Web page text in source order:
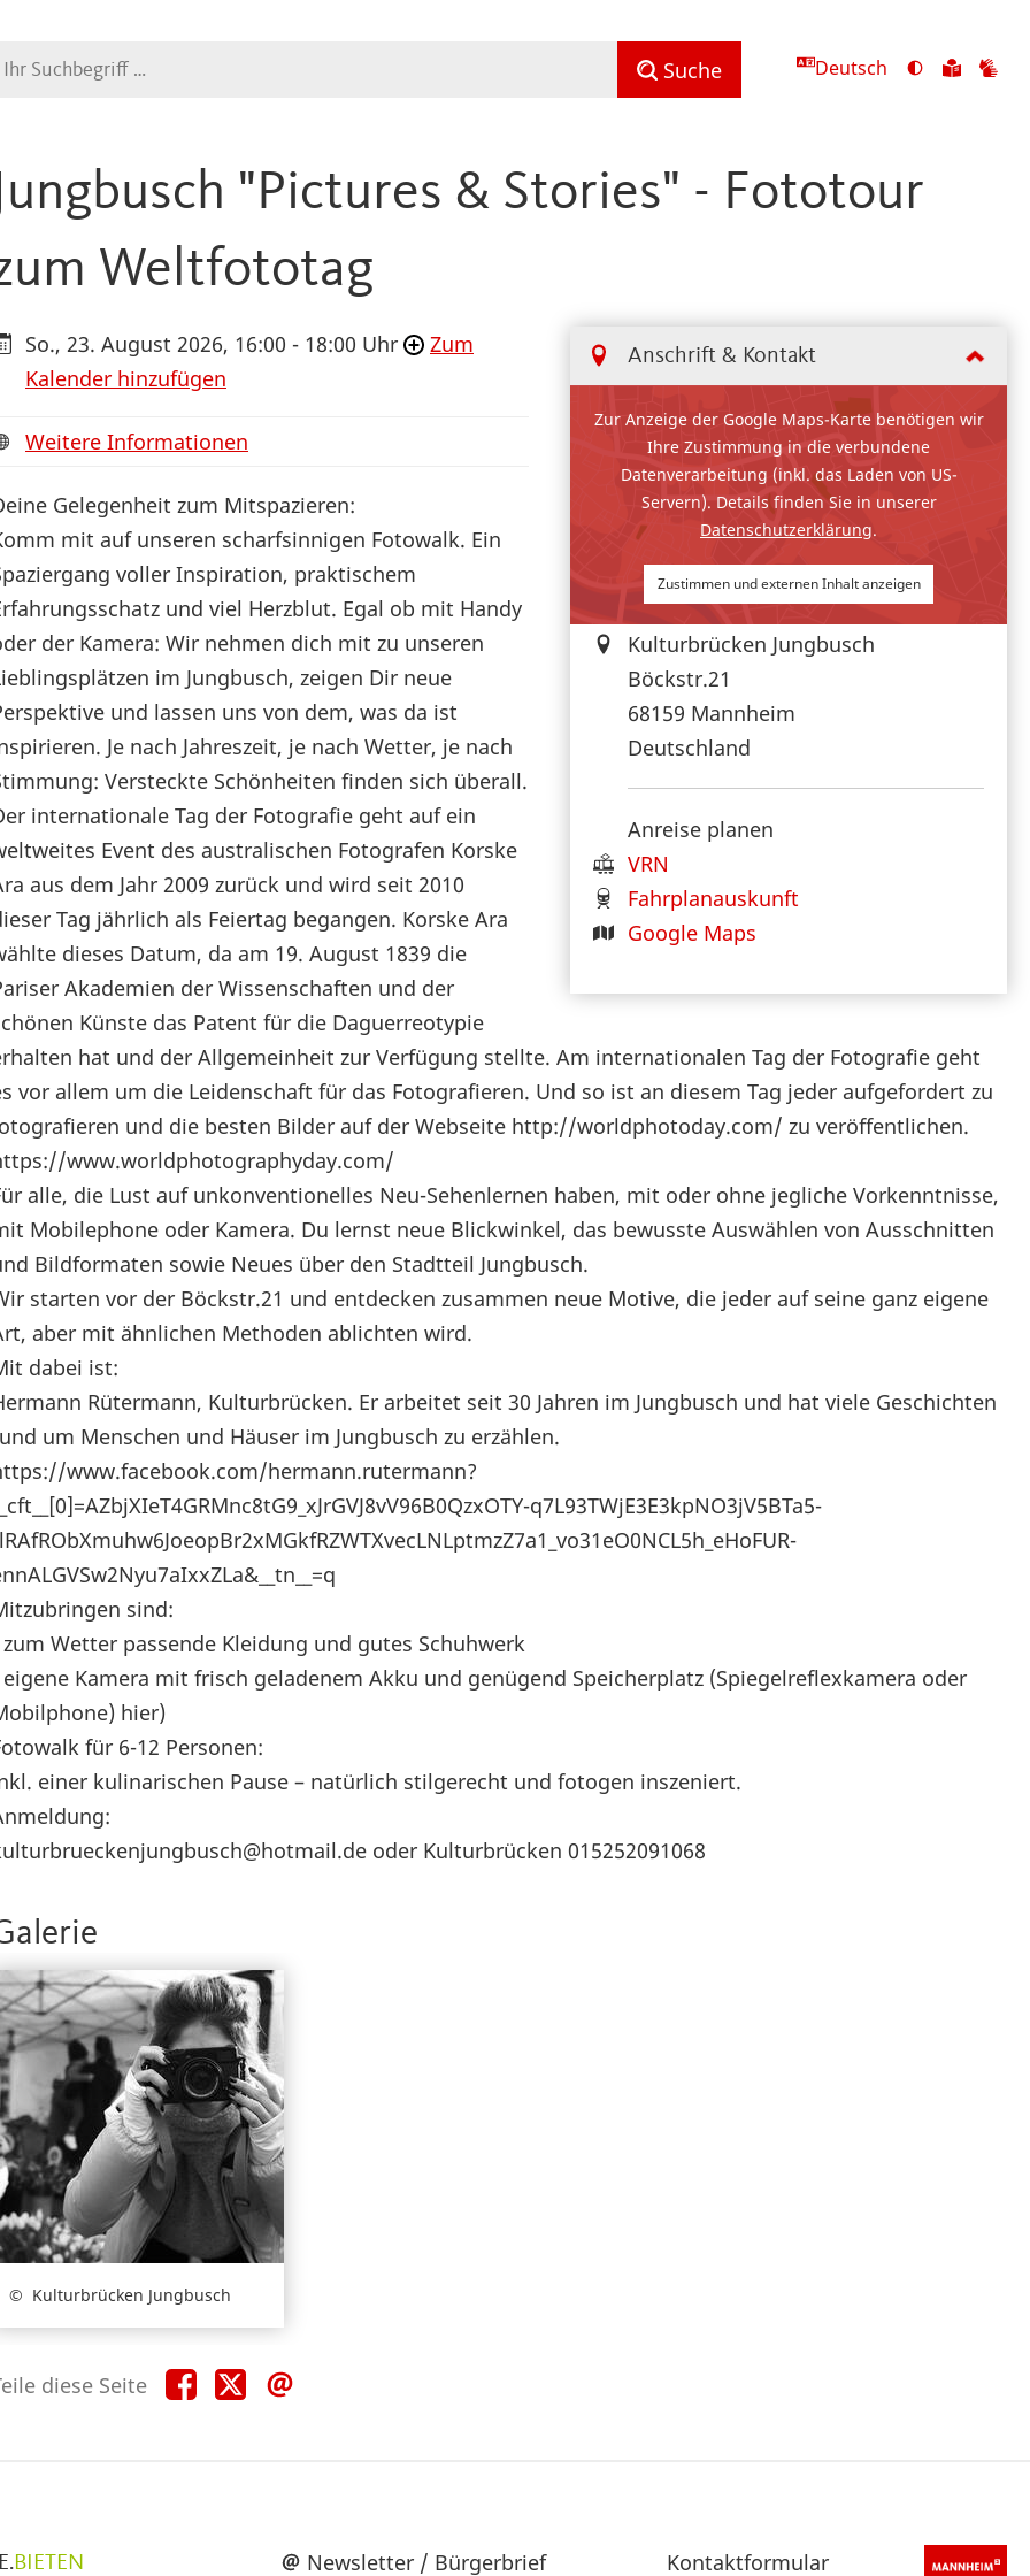
Suche Deutsch
Ansicht
Zu
"Pictures & Stories" - Fototour
Weltfototag
Anschrift & Kontakt
Zur Anzeige der Google Maps-Karte benötigen wir
Ihre Zustimmung in die verbundene
Datenverarbeitung (inkl. das Laden von US-
Servern). Details finden Sie in unserer
Datenschutzerklärung.
Zustimmen und externen Inhalt anzeigen
Kulturbrücken Jungbusch
Böckstr.21
68159 Mannheim
Deutschland
Anreise planen
VRN
Fahrplanauskunft
Google Maps
So., 23. August 2026, 16:00 - 18:00 Uhr
Zum
Kalender hinzufügen
Weitere Informationen
Gelegenheit zum Mitspazieren:
mit auf unseren scharfsinnigen Fotowalk. Ein
voller Inspiration, praktischem
und viel Herzblut. Egal ob mit Handy
der Kamera: Wir nehmen dich mit zu unseren
im Jungbusch, zeigen Dir neue
und lassen uns von dem, was da ist
Je nach Jahreszeit, je nach Wetter, je nach
Versteckte Schönheiten finden sich überall.
internationale Tag der Fotografie geht auf ein
Event des australischen Fotografen Korske
aus dem Jahr 2009 zurück und wird seit 2010
Tag jährlich als Feiertag begangen. Korske Ara
dieses Datum, da am 19. August 1839 die
Akademien der Wissenschaften und der
Künste das Patent für die Daguerreotypie
hat und der Allgemeinheit zur Verfügung stellte. Am internationalen Tag der Fotografie geht
vor allem um die Leidenschaft für das Fotografieren. Und so ist an diesem Tag jeder aufgefordert zu
und die besten Bilder auf der Webseite http://worldphotoday.com/ zu veröffentlichen.
www.worldphotographyday.com/
alle, die Lust auf unkonventionelles Neu-Sehenlernen haben, mit oder ohne jegliche Vorkenntnisse,
Mobilephone oder Kamera. Du lernst neue Blickwinkel, das bewusste Auswählen von Ausschnitten
Bildformaten sowie Neues über den Stadtteil Jungbusch.
starten vor der Böckstr.21 und entdecken zusammen neue Motive, die jeder auf seine ganz eigene
aber mit ähnlichen Methoden ablichten wird.
dabei ist:
Rütermann, Kulturbrücken. Er arbeitet seit 30 Jahren im Jungbusch und hat viele Geschichten
um Menschen und Häuser im Jungbusch zu erzählen.
www.facebook.com/hermann.rutermann?
q7L93TWjE3E3kpNO3jV5BTa5-
sind:
Wetter passende Kleidung und gutes Schuhwerk
Kamera mit frisch geladenem Akku und genügend Speicherplatz (Spiegelreflexkamera oder
hier)
für 6-12 Personen:
einer kulinarischen Pause – natürlich stilgerecht und fotogen inszeniert.
oder Kulturbrücken 015252091068
Kulturbrücken Jungbusch
diese Seite Teile
diese
Teile
diese
BIETEN Newsletter / Bürgerbrief Sekundärnavigation
Kontaktformular